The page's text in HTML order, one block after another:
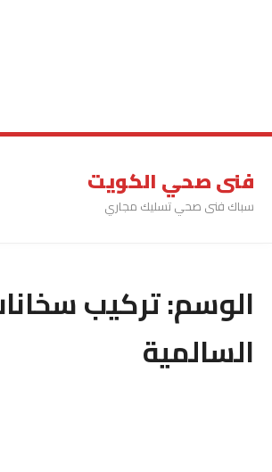
فنى صحي الكويت
سباك فنى صحي تسليك مجاري
الوسم:تركيب سخانات
السالمية